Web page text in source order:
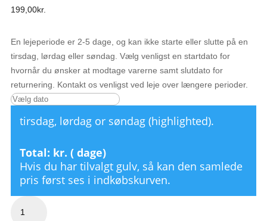
199,00kr.
En lejeperiode er 2-5 dage, og kan ikke starte eller slutte på en
tirsdag, lørdag eller søndag. Vælg venligst en startdato for
hvornår du ønsker at modtage varerne samt slutdato for
returnering. Kontakt os venligst ved leje over længere perioder.
tirsdag, lørdag or søndag (highlighted).
Total: kr. ( dage)
Hvis du har tilvalgt gulv, så kan den samlede
pris først ses i indkøbskurven.
antal